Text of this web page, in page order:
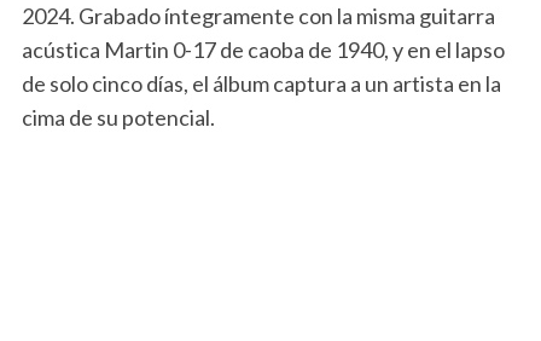
2024. Grabado íntegramente con la misma guitarra
acústica Martin 0-17 de caoba de 1940, y en el lapso
de solo cinco días, el álbum captura a un artista en la
cima de su potencial.